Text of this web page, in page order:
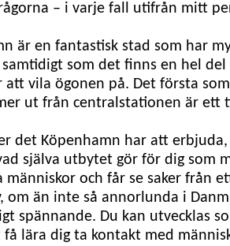
– i varje fall utifrån mitt
är en fantastisk stad som har
som det finns en hel del
att vila ögonen på. Det första
ut från centralstationen är ett
det Köpenhamn har att
själva utbytet gör för dig som
människor och får se saker från
om än inte så annorlunda i
spännande. Du kan utvecklas
få lära dig ta kontakt med